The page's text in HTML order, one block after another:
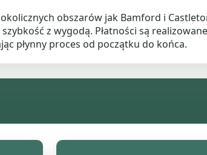
obszarów jak Bamford i
z wygodą. Płatności są realizowane
płynny proces od początku do końca.